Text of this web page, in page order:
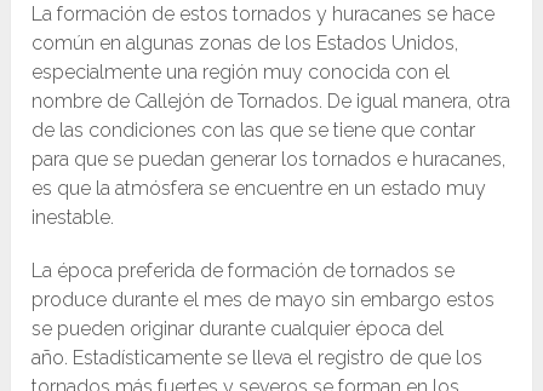
La formación de estos tornados y huracanes se hace
común en algunas zonas de los Estados Unidos,
especialmente una región muy conocida con el
nombre de Callejón de Tornados. De igual manera, otra
de las condiciones con las que se tiene que contar
para que se puedan generar los tornados e huracanes,
es que la atmósfera se encuentre en un estado muy
inestable.
La época preferida de formación de tornados se
produce durante el mes de mayo sin embargo estos
se pueden originar durante cualquier época del
año. Estadísticamente se lleva el registro de que los